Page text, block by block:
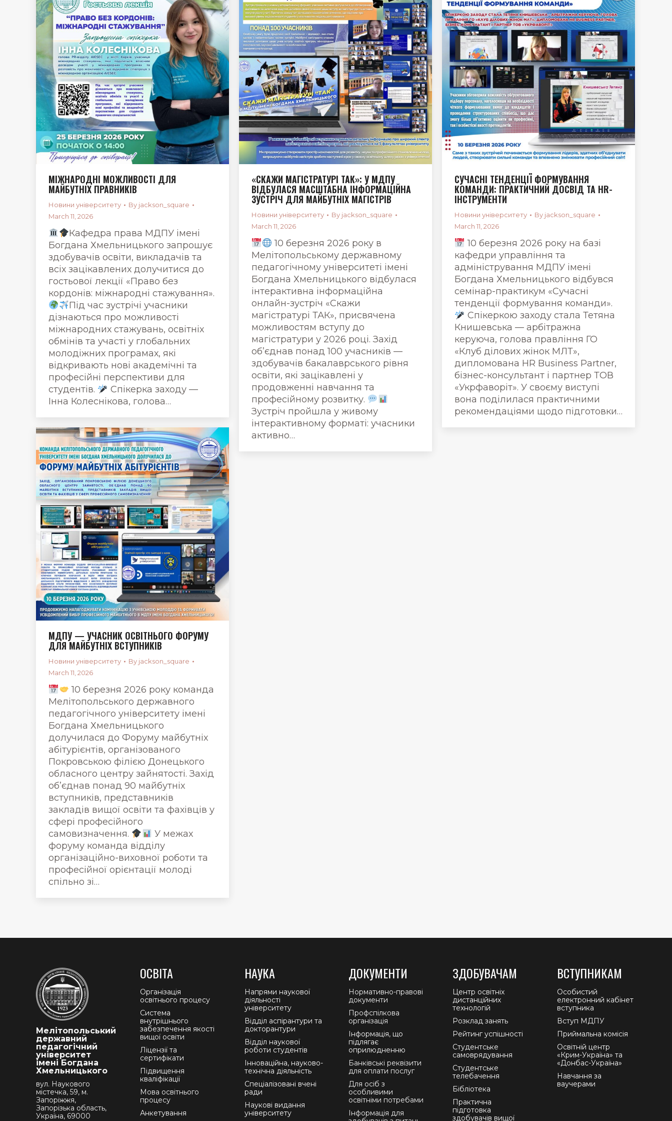
МІЖНАРОДНІ МОЖЛИВОСТІ ДЛЯ
МАЙБУТНІХ ПРАВНИКІВ
Новини університету By jackson_square
March 11, 2026
Кафедра права МДПУ імені
Богдана Хмельницького запрошує
здобувачів освіти, викладачів та
всіх зацікавлених долучитися до
гостьової лекції «Право без
кордонів: міжнародні стажування».
Під час зустрічі учасники
дізнаються про можливості
міжнародних стажувань, освітніх
обмінів та участі у глобальних
молодіжних програмах, які
відкривають нові академічні та
професійні перспективи для
студентів.
Спікерка заходу —
Інна Колеснікова, голова…
«СКАЖИ МАГІСТРАТУРІ ТАК»: У МДПУ
ВІДБУЛАСЯ МАСШТАБНА ІНФОРМАЦІЙНА
ЗУСТРІЧ ДЛЯ МАЙБУТНІХ МАГІСТРІВ
Новини університету By jackson_square
March 11, 2026
10 березня 2026 року в
Мелітопольському державному
педагогічному університеті імені
Богдана Хмельницького відбулася
інтерактивна інформаційна
онлайн-зустріч «Скажи
магістратурі ТАК», присвячена
можливостям вступу до
магістратури у 2026 році. Захід
об’єднав понад 100 учасників —
здобувачів бакалаврського рівня
освіти, які зацікавлені у
продовженні навчання та
професійному розвитку.
Зустріч пройшла у живому
інтерактивному форматі: учасники
активно…
СУЧАСНІ ТЕНДЕНЦІЇ ФОРМУВАННЯ
КОМАНДИ: ПРАКТИЧНИЙ ДОСВІД ТА HR-
ІНСТРУМЕНТИ
Новини університету By jackson_square
March 11, 2026
10 березня 2026 року на базі
кафедри управління та
адміністрування МДПУ імені
Богдана Хмельницького відбувся
семінар-практикум «Сучасні
тенденції формування команди».
Спікеркою заходу стала Тетяна
Книшевська — арбітражна
керуюча, голова правління ГО
«Клуб ділових жінок МЛТ»,
дипломована HR Business Partner,
бізнес-консультант і партнер ТОВ
«Укрфаворіт». У своєму виступі
вона поділилася практичними
рекомендаціями щодо підготовки…
МДПУ — УЧАСНИК ОСВІТНЬОГО ФОРУМУ
ДЛЯ МАЙБУТНІХ ВСТУПНИКІВ
Новини університету By jackson_square
March 11, 2026
10 березня 2026 року команда
Мелітопольського державного
педагогічного університету імені
Богдана Хмельницького
долучилася до Форуму майбутніх
абітурієнтів, організованого
Покровською філією Донецького
обласного центру зайнятості. Захід
об’єднав понад 90 майбутніх
вступників, представників
закладів вищої освіти та фахівців у
сфері професійного
самовизначення.
У межах
форуму команда відділу
організаційно-виховної роботи та
професійної орієнтації молоді
спільно зі…
Мелітопольський
державний
педагогічний
університет
імені Богдана
Хмельницького
вул. Наукового
містечка, 59, м.
Запоріжжя,
Запорізька область,
Україна, 69000
ОСВІТА
Організація
освітнього процесу
Система
внутрішнього
забезпечення якості
вищої освіти
Ліцензії та
сертифікати
Підвищення
кваліфікації
Мова освітнього
процесу
Анкетування
НАУКА
Напрями наукової
діяльності
університету
Відділ аспірантури та
докторантури
Відділ наукової
роботи студентів
Інноваційна, науково-
технічна діяльність
Спеціалізовані вчені
ради
Наукові видання
університету
ДОКУМЕНТИ
Нормативно-правові
документи
Профспілкова
організація
Інформація, що
підлягає
оприлюдненню
Банківські реквізити
для оплати послуг
Для осіб з
особливими
освітніми потребами
Інформація для
ЗДОБУВАЧАМ
Центр освітніх
дистанційних
технологій
Розклад занять
Рейтинг успішності
Студентське
самоврядування
Студентське
телебачення
Бібліотека
Практична
підготовка
здобувачів вищої
ВСТУПНИКАМ
Особистий
електронний кабінет
вступника
Вступ МДПУ
Приймальна комісія
Освітній центр
«Крим-Україна» та
«Донбас-Україна»
Навчання за
ваучерами